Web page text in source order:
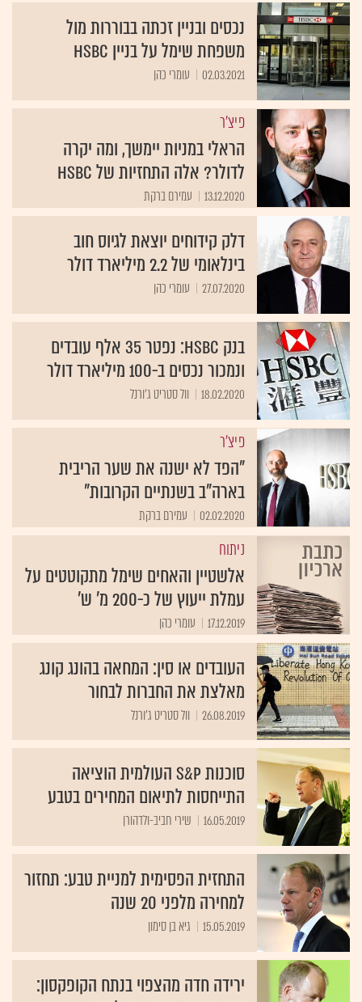
נכסים ובניין זכתה בבוררות מול
משפחת שימל על בניין HSBC
02.03.2021 עומרי כהן
פיצ'ר
הראלי במניות יימשך, ומה יקרה
לדולר? אלה התחזיות של HSBC
13.12.2020 עמירם ברקת
דלק קידוחים יוצאת לגיוס חוב
בינלאומי של 2.2 מיליארד דולר
27.07.2020 עומרי כהן
בנק HSBC: נפטר 35 אלף עובדים
ונמכור נכסים ב-100 מיליארד דולר
18.02.2020 וול סטריט ג'ורנל
פיצ'ר
"הפד לא ישנה את שער הריבית
בארה"ב בשנתיים הקרובות"
02.02.2020 עמירם ברקת
ניתוח
אלשטיין והאחים שימל מתקוטטים על
עמלת ייעוץ של כ-200 מ' ש'
17.12.2019 עומרי כהן
העובדים או סין: המחאה בהונג קונג
מאלצת את החברות לבחור
26.08.2019 וול סטריט ג'ורנל
סוכנות S&P העולמית הוציאה
התייחסות לתיאום המחירים בטבע
16.05.2019 שירי חביב-ולדהורן
התחזית הפסימית למניית טבע: תחזור
למחירה מלפני 20 שנה
15.05.2019 גיא בן סימון
ירידה חדה מהצפוי בנתח הקופקסון: